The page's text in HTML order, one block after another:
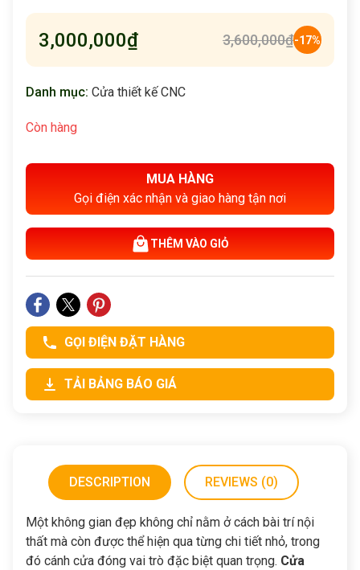
3,000,000₫ 3,600,000₫-17%
Danh mục: Cửa thiết kế CNC
Còn hàng
MUA HÀNG
Gọi điện xác nhận và giao hàng tận nơi
THÊM VÀO GIỎ
GỌI ĐIỆN ĐẶT HÀNG
TẢI BẢNG BÁO GIÁ
DESCRIPTION REVIEWS (0)
Một không gian đẹp không chỉ nằm ở cách bài trí nội
thất mà còn được thể hiện qua từng chi tiết nhỏ, trong
đó cánh cửa đóng vai trò đặc biệt quan trọng. Cửa